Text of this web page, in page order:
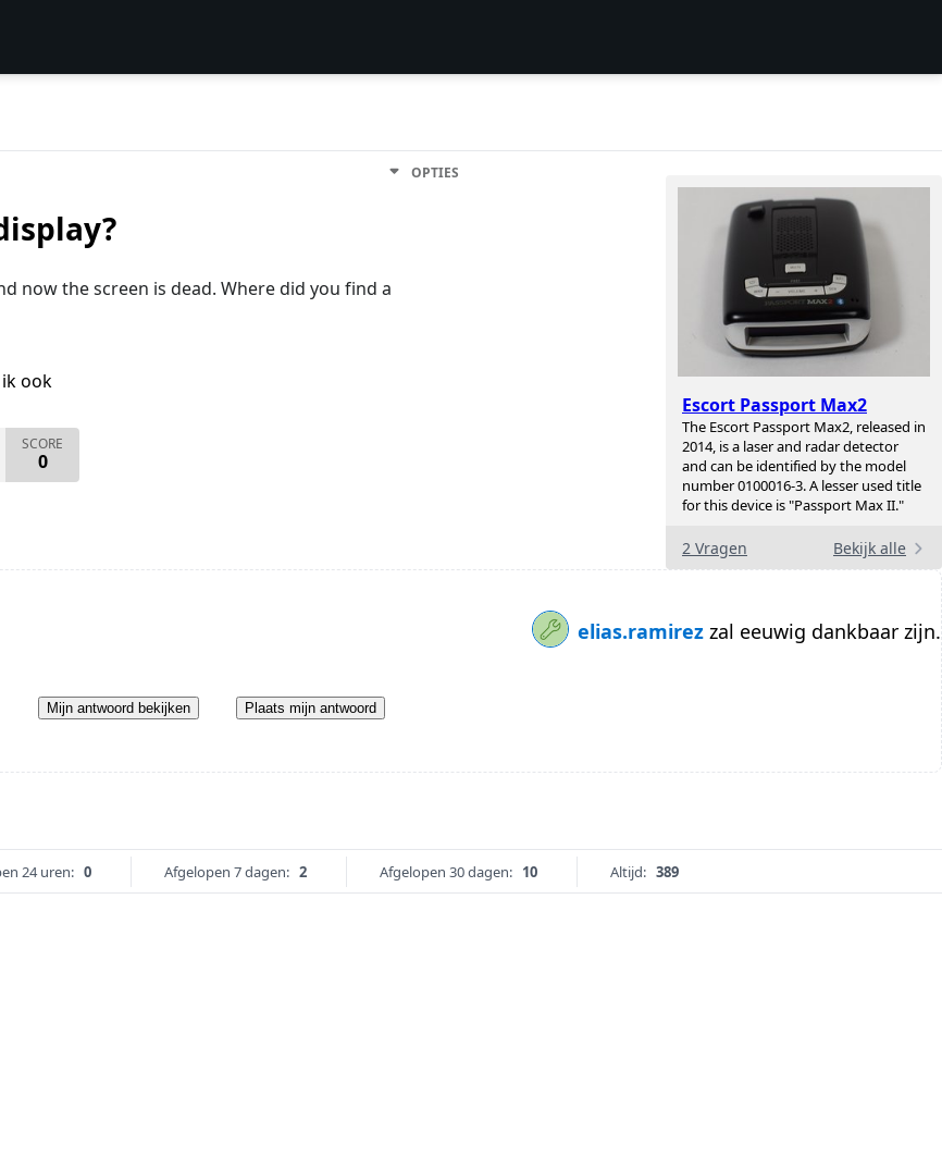
Escort Passport Max2
The Escort Passport Max2, released in
2014, is a laser and radar detector
and can be identified by the model
number 0100016-3. A lesser used title
for this device is "Passport Max II."
2 Vragen Bekijk alle
OPTIES
now the screen is dead. Where did you find a
ook
SCORE
0
elias.ramirez zal eeuwig dankbaar zijn.
Mijn antwoord bekijken Plaats mijn antwoord
24 uren: 0 Afgelopen 7 dagen: 2 Afgelopen 30 dagen: 10 Altijd: 389